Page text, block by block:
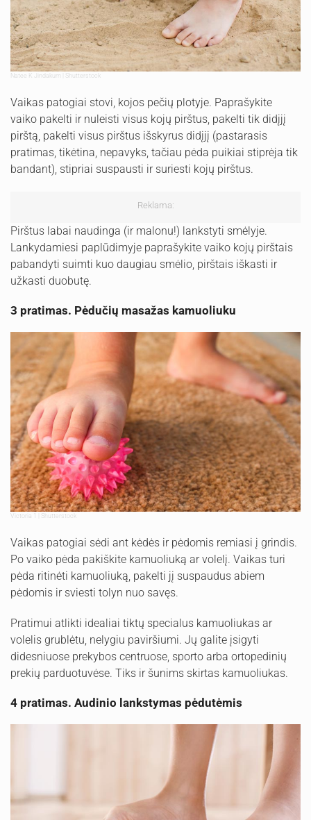
Natee K Jindakum | Shutterstock
Vaikas patogiai stovi, kojos pečių plotyje. Paprašykite
vaiko pakelti ir nuleisti visus kojų pirštus, pakelti tik didįjį
pirštą, pakelti visus pirštus išskyrus didįjį (pastarasis
pratimas, tikėtina, nepavyks, tačiau pėda puikiai stiprėja tik
bandant), stipriai suspausti ir suriesti kojų pirštus.
Reklama:
Pirštus labai naudinga (ir malonu!) lankstyti smėlyje.
Lankydamiesi paplūdimyje paprašykite vaiko kojų pirštais
pabandyti suimti kuo daugiau smėlio, pirštais iškasti ir
užkasti duobutę.
3 pratimas. Pėdučių masažas kamuoliuku
Victoria 1 | Shutterstock
Vaikas patogiai sėdi ant kėdės ir pėdomis remiasi į grindis.
Po vaiko pėda pakiškite kamuoliuką ar volelį. Vaikas turi
pėda ritinėti kamuoliuką, pakelti jį suspaudus abiem
pėdomis ir sviesti tolyn nuo savęs.
Pratimui atlikti idealiai tiktų specialus kamuoliukas ar
volelis grublėtu, nelygiu paviršiumi. Jų galite įsigyti
didesniuose prekybos centruose, sporto arba ortopedinių
prekių parduotuvėse. Tiks ir šunims skirtas kamuoliukas.
4 pratimas. Audinio lankstymas pėdutėmis